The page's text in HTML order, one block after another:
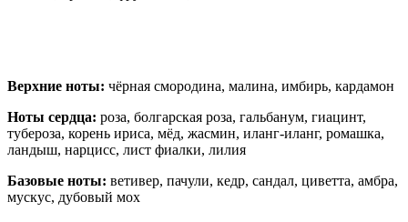
Верхние ноты: чёрная смородина, малина, имбирь, кардамон
Ноты сердца: роза, болгарская роза, гальбанум, гиацинт,
тубероза, корень ириса, мёд, жасмин, иланг-иланг, ромашка,
ландыш, нарцисс, лист фиалки, лилия
Базовые ноты: ветивер, пачули, кедр, сандал, циветта, амбра,
мускус, дубовый мох